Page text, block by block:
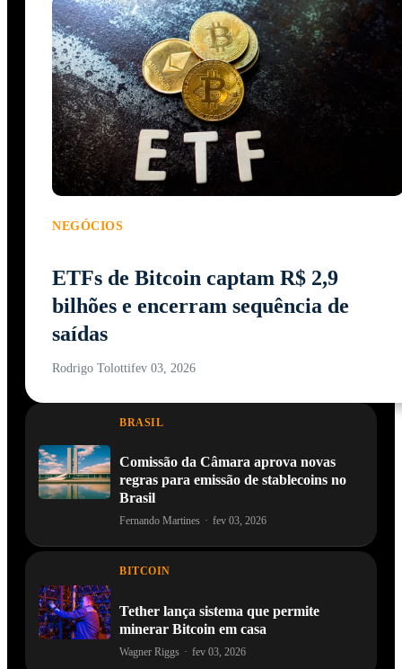
NEGÓCIOS
ETFs de Bitcoin captam R$ 2,9
bilhões e encerram sequência de
saídas
Rodrigo Tolottifev 03, 2026
BRASIL
Comissão da Câmara aprova novas
regras para emissão de stablecoins no
Brasil
Fernando Martines · fev 03, 2026
BITCOIN
Tether lança sistema que permite
minerar Bitcoin em casa
Wagner Riggs · fev 03, 2026